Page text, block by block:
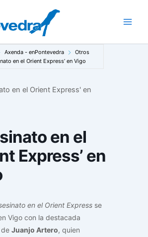
Axenda - enPontevedra
Otros
en el Orient Express’ en Vigo
en el
Express’ en
en el Orient Express se
Vigo con la destacada
Juanjo Artero, quien